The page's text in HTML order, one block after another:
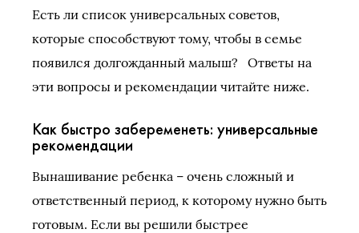
Есть ли список универсальных советов,
которые способствуют тому, чтобы в семье
появился долгожданный малыш? Ответы на
эти вопросы и рекомендации читайте ниже.
Как быстро забеременеть: универсальные
рекомендации
Вынашивание ребенка – очень сложный и
ответственный период, к которому нужно быть
готовым. Если вы решили быстрее